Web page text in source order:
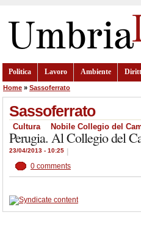
Politica Lavoro Ambiente
Home » Sassoferrato
Sassoferrato
Cultura Nobile Collegio del
Perugia. Al Collegio del
23/04/2013 - 10:25
0 comments